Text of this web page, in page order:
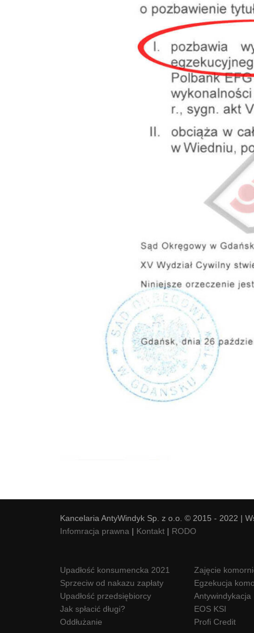
Kancelaria AntyWindyk Sp. z o.o. © 2015 - 2022 |
Infomracja prawna | Kontakt | RODO
Upadłość konsumencka 2021
Sprzeciw od nakazu zapłaty
Upadłość przedsiębiorcy
Jak spłacić długi?
Oddłużanie
Zajęcie
Egzekucja
Antywindykacja
EOS KSI
Profi Credit